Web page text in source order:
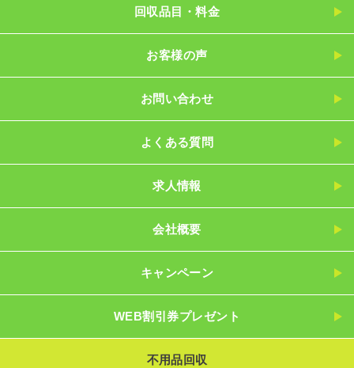
回収品目・料金
お客様の声
お問い合わせ
よくある質問
求人情報
会社概要
キャンペーン
WEB割引券プレゼント
不用品回収